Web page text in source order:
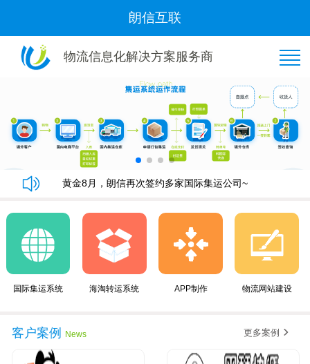
朗信互联
物流信息化解决方案服务商
恭喜“好管家集运”与我司隆重签约！
朗信集运系统手机端快速下单教程
朗信集运系统与广州飞通物流签订《集运系统》合同！
黄金8月，朗信再次签约多家国际集运公司~
朗信集运系统手机端快速下单教程
朗信集运系统与广州飞通物流签订《集运系统》合同！
黄金8月，朗信再次签约多家国际集运公司~
国际集运系统 海淘转运系统 APP制作 物流网站建设
客户案例 News 更多案例